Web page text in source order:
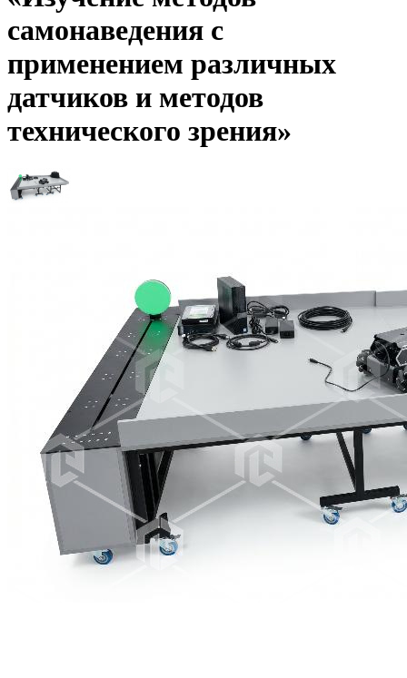
самонаведения с
применением различных
датчиков и методов
технического зрения»